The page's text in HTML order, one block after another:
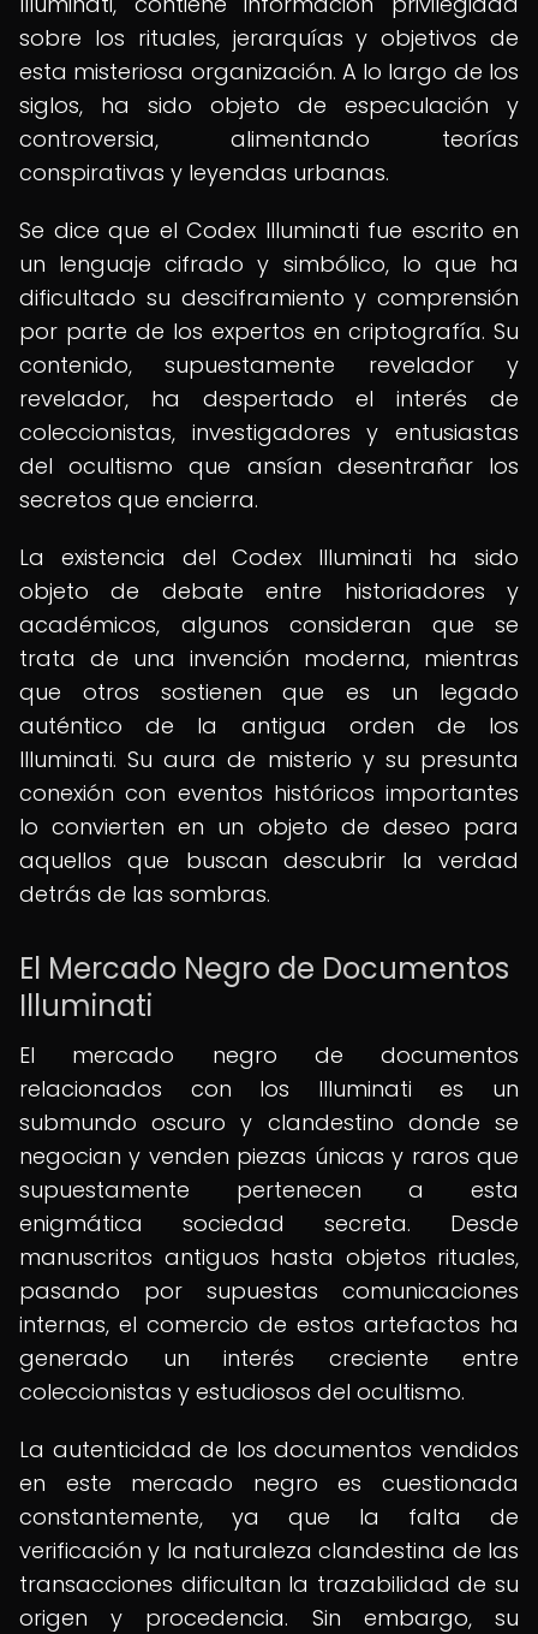
sobre los rituales, jerarquías y objetivos de
esta misteriosa organización. A lo largo de los
siglos, ha sido objeto de especulación y
controversia, alimentando teorías
conspirativas y leyendas urbanas.
Se dice que el Codex Illuminati fue escrito en
un lenguaje cifrado y simbólico, lo que ha
dificultado su desciframiento y comprensión
por parte de los expertos en criptografía. Su
contenido, supuestamente revelador y
revelador, ha despertado el interés de
coleccionistas, investigadores y entusiastas
del ocultismo que ansían desentrañar los
secretos que encierra.
La existencia del Codex Illuminati ha sido
objeto de debate entre historiadores y
académicos, algunos consideran que se
trata de una invención moderna, mientras
que otros sostienen que es un legado
auténtico de la antigua orden de los
Illuminati. Su aura de misterio y su presunta
conexión con eventos históricos importantes
lo convierten en un objeto de deseo para
aquellos que buscan descubrir la verdad
detrás de las sombras.
El Mercado Negro de Documentos
Illuminati
El mercado negro de documentos
relacionados con los Illuminati es un
submundo oscuro y clandestino donde se
negocian y venden piezas únicas y raros que
supuestamente pertenecen a esta
enigmática sociedad secreta. Desde
manuscritos antiguos hasta objetos rituales,
pasando por supuestas comunicaciones
internas, el comercio de estos artefactos ha
generado un interés creciente entre
coleccionistas y estudiosos del ocultismo.
La autenticidad de los documentos vendidos
en este mercado negro es cuestionada
constantemente, ya que la falta de
verificación y la naturaleza clandestina de las
transacciones dificultan la trazabilidad de su
origen y procedencia. Sin embargo, su